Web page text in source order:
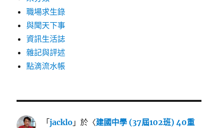
職場求生錄
與聞天下事
資訊生活誌
雜記與評述
點滴流水帳
「jacklo 」於〈建國中學 (37屆102班) 40重